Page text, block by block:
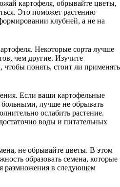
картофеля, обрывайте цветы,
Это поможет растению
клубней, а не на
Некоторые сорта лучше
чем другие. Изучите
чтобы понять, стоит ли применять
Если ваши картофельные
лучше не обрывать
ослабить растение.
воды и питательных
не обрывайте цветы. В этом
образовать семена, которые
размножения в следующем